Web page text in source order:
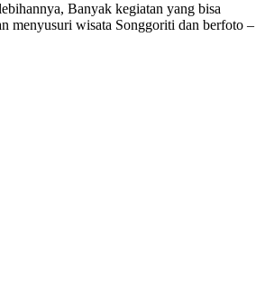
Banyak kegiatan yang bisa
menyusuri wisata Songgoriti dan berfoto –